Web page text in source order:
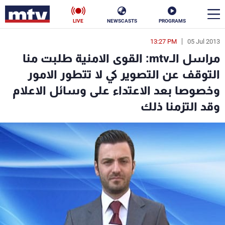
PROGRAMS
NEWSCASTS
LIVE
05 Jul 2013
13:27 PM
مراسل الـmtv: القوى الامنية طلبت منا
التوقف عن التصوير كي لا تتطور الامور
وخصوصا بعد الاعتداء على وسائل الاعلام
وقد التزمنا ذلك
en
الأخبار
سياسة ناس
إقتصاد
منوعات رياضة
كأس العالم
جدول البرامج